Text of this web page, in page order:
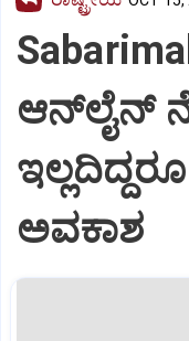
ಆನ್‌ಲೈನ್‌
ಅವಕಾಶ